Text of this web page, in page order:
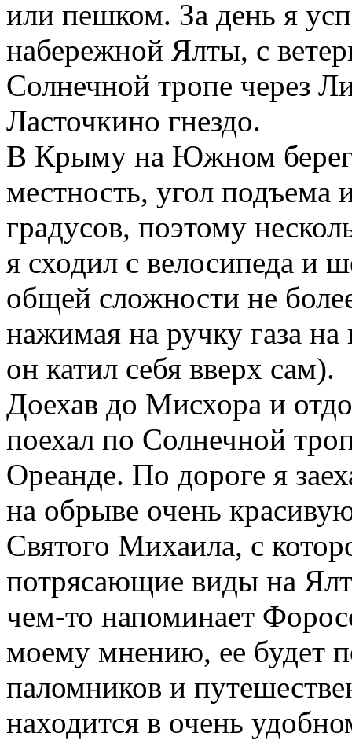
или пешком. За день я
набережной Ялты, с
Солнечной тропе через
Ласточкино гнездо.
В Крыму на Южном
местность, угол подъема
градусов, поэтому
я сходил с велосипеда и
общей сложности не
нажимая на ручку газа
он катил себя вверх сам).
Доехав до Мисхора и
поехал по Солнечной
Ореанде. По дороге я
на обрыве очень
Святого Михаила, с
потрясающие виды на
чем-то напоминает
моему мнению, ее будет
паломников и
находится в очень